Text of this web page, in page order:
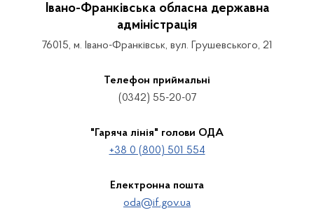
Івано-Франківська обласна державна
адміністрація
76015, м. Івано-Франківськ, вул. Грушевського, 21
Телефон приймальні
(0342) 55-20-07
"Гаряча лінія" голови ОДА
+38 0 (800) 501 554
Електронна пошта
oda@if.gov.ua